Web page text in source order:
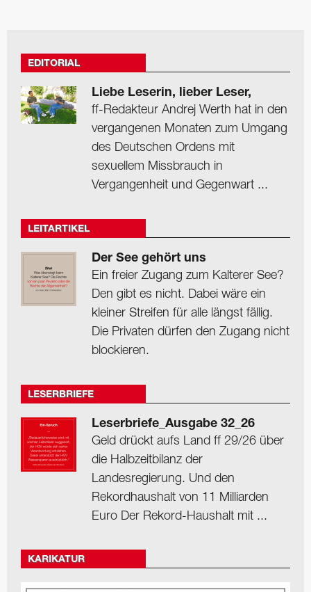
EDITORIAL
Liebe Leserin, lieber Leser,
ff-Redakteur Andrej Werth hat in den
vergangenen Monaten zum Umgang
des Deutschen Ordens mit
sexuellem Missbrauch in
Vergangenheit und Gegenwart ...
LEITARTIKEL
Der See gehört uns
Ein freier Zugang zum Kalterer See?
Den gibt es nicht. Dabei wäre ein
kleiner Streifen für alle längst fällig.
Die Privaten dürfen den Zugang nicht
blockieren.
LESERBRIEFE
Leserbriefe_Ausgabe 32_26
Geld drückt aufs Land ff 29/26 über
die Halbzeitbilanz der
Landesregierung. Und den
Rekordhaushalt von 11 Milliarden
Euro Der Rekord-Haushalt mit ...
KARIKATUR